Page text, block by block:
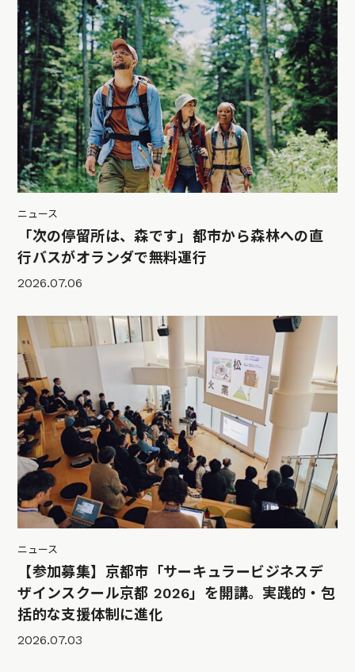
ニュース
「次の停留所は、森です」都市から森林への直
行バスがオランダで無料運行
2026.07.06
ニュース
【参加募集】京都市「サーキュラービジネスデ
ザインスクール京都 2026」を開講。実践的・包
括的な支援体制に進化
2026.07.03